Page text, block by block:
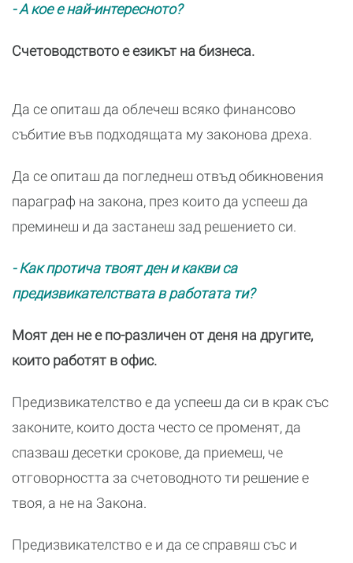
- А кое е най-интересното?
Счетоводството е езикът на бизнеса.
Да се опиташ да облечеш всяко финансово
събитие във подходящата му законова дреха.
Да се опиташ да погледнеш отвъд обикновения
параграф на закона, през които да успееш да
преминеш и да застанеш зад решението си.
- Как протича твоят ден и какви са
предизвикателствата в работата ти?
Моят ден не е по-различен от деня на другите,
които работят в офис.
Предизвикателство е да успееш да си в крак със
законите, които доста често се променят, да
спазваш десетки срокове, да приемеш, че
отговорността за счетоводното ти решение е
твоя, а не на Закона.
Предизвикателство е и да се справяш със и